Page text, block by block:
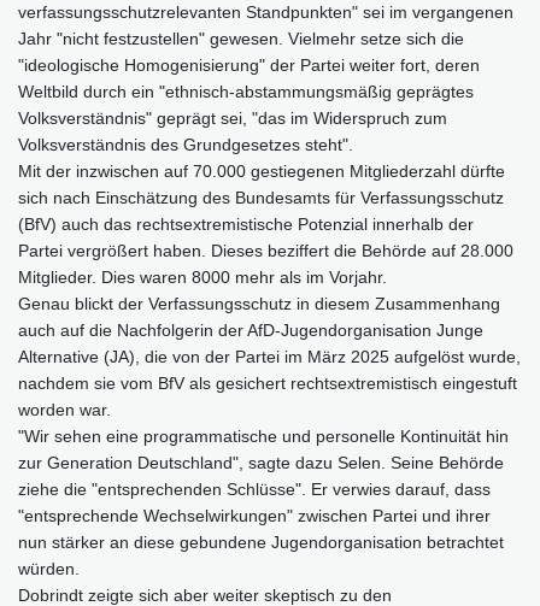
verfassungsschutzrelevanten Standpunkten" sei im vergangenen
Jahr "nicht festzustellen" gewesen. Vielmehr setze sich die
"ideologische Homogenisierung" der Partei weiter fort, deren
Weltbild durch ein "ethnisch-abstammungsmäßig geprägtes
Volksverständnis" geprägt sei, "das im Widerspruch zum
Volksverständnis des Grundgesetzes steht".
Mit der inzwischen auf 70.000 gestiegenen Mitgliederzahl dürfte
sich nach Einschätzung des Bundesamts für Verfassungsschutz
(BfV) auch das rechtsextremistische Potenzial innerhalb der
Partei vergrößert haben. Dieses beziffert die Behörde auf 28.000
Mitglieder. Dies waren 8000 mehr als im Vorjahr.
Genau blickt der Verfassungsschutz in diesem Zusammenhang
auch auf die Nachfolgerin der AfD-Jugendorganisation Junge
Alternative (JA), die von der Partei im März 2025 aufgelöst wurde,
nachdem sie vom BfV als gesichert rechtsextremistisch eingestuft
worden war.
"Wir sehen eine programmatische und personelle Kontinuität hin
zur Generation Deutschland", sagte dazu Selen. Seine Behörde
ziehe die "entsprechenden Schlüsse". Er verwies darauf, dass
"entsprechende Wechselwirkungen" zwischen Partei und ihrer
nun stärker an diese gebundene Jugendorganisation betrachtet
würden.
Dobrindt zeigte sich aber weiter skeptisch zu den